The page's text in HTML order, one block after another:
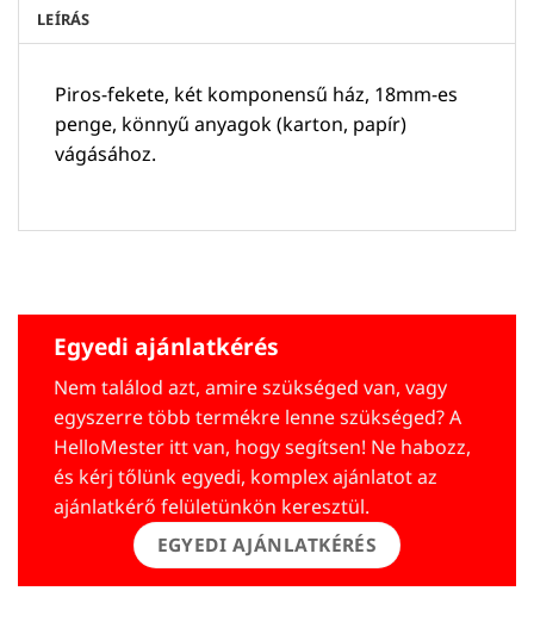
LEÍRÁS
Piros-fekete, két komponensű ház, 18mm-es
penge, könnyű anyagok (karton, papír)
vágásához.
Egyedi ajánlatkérés
Nem találod azt, amire szükséged van, vagy
egyszerre több termékre lenne szükséged? A
HelloMester itt van, hogy segítsen! Ne habozz,
és kérj tőlünk egyedi, komplex ajánlatot az
ajánlatkérő felületünkön keresztül.
EGYEDI AJÁNLATKÉRÉS